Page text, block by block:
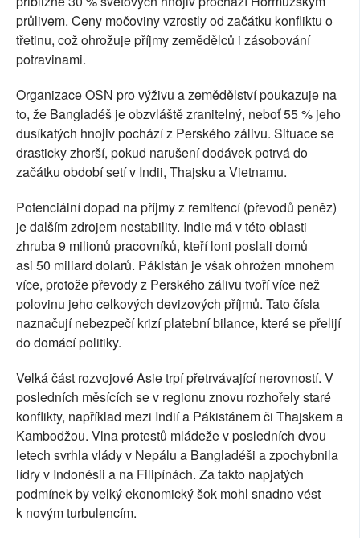
průlivem. Ceny močoviny vzrostly od začátku konfliktu o
třetinu, což ohrožuje příjmy zemědělců i zásobování
potravinami.
Organizace OSN pro výživu a zemědělství poukazuje na
to, že Bangladéš je obzvláště zranitelný, neboť 55 % jeho
dusíkatých hnojiv pochází z Perského zálivu. Situace se
drasticky zhorší, pokud narušení dodávek potrvá do
začátku období setí v Indii, Thajsku a Vietnamu.
Potenciální dopad na příjmy z remitencí (převodů peněz)
je dalším zdrojem nestability. Indie má v této oblasti
zhruba 9 milionů pracovníků, kteří loni poslali domů
asi 50 miliard dolarů. Pákistán je však ohrožen mnohem
více, protože převody z Perského zálivu tvoří více než
polovinu jeho celkových devizových příjmů. Tato čísla
naznačují nebezpečí krizí platební bilance, které se přelijí
do domácí politiky.
Velká část rozvojové Asie trpí přetrvávající nerovností. V
posledních měsících se v regionu znovu rozhořely staré
konflikty, například mezi Indií a Pákistánem či Thajskem a
Kambodžou. Vlna protestů mládeže v posledních dvou
letech svrhla vlády v Nepálu a Bangladéši a zpochybnila
lídry v Indonésii a na Filipínách. Za takto napjatých
podmínek by velký ekonomický šok mohl snadno vést
k novým turbulencím.